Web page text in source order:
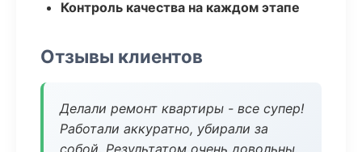
Контроль качества на каждом этапе
Отзывы клиентов
Делали ремонт квартиры - все супер!
Работали аккуратно, убирали за
собой. Результатом очень довольны.